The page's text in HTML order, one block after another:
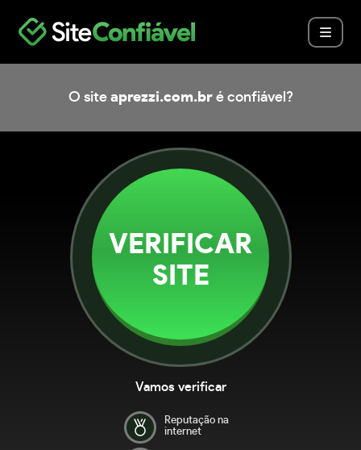
O site aprezzi.com.bré confiável?
VERIFICAR
SITE
Vamos verificar
Reputação na
internet